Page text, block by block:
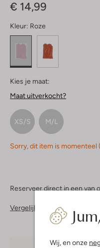
Wij, en onze
€ 14,99
Kleur: Roze
Kies je maat:
Maat uitverkocht?
XS/S M/L
Sorry, dit item is momenteel
Reserveer direct in een van
Vergelijkbare items